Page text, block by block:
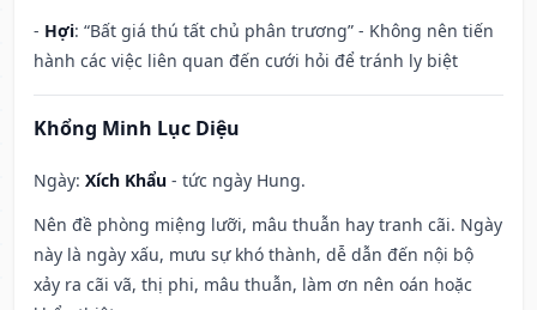
- Hợi: “Bất giá thú tất chủ phân trương” - Không nên tiến
hành các việc liên quan đến cưới hỏi để tránh ly biệt
Khổng Minh Lục Diệu
Ngày: Xích Khẩu - tức ngày Hung.
Nên đề phòng miệng lưỡi, mâu thuẫn hay tranh cãi. Ngày
này là ngày xấu, mưu sự khó thành, dễ dẫn đến nội bộ
xảy ra cãi vã, thị phi, mâu thuẫn, làm ơn nên oán hoặc